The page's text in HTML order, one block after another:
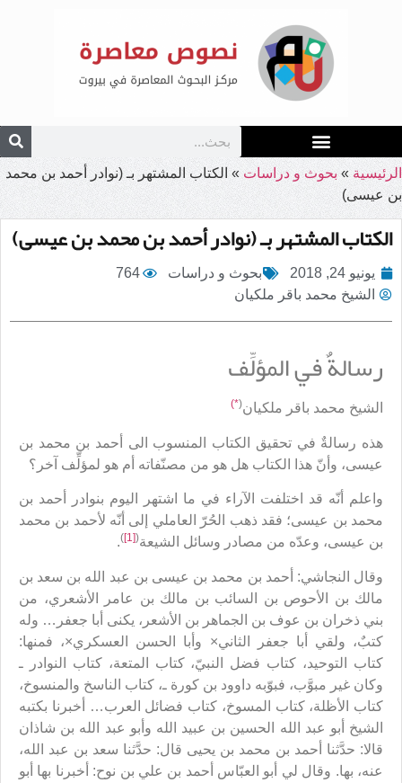
الرئيسية » بحوث و دراسات » الكتاب المشتهر بـ (نوادر أحمد بن محمد
بن عيسى)
الكتاب المشتهر بـ (نوادر أحمد بن محمد بن عيسى)
يونيو 24, 2018 بحوث و دراسات
764
الشيخ محمد باقر ملكيان
رسالةٌ في المؤلِّف
الشيخ محمد باقر ملكيان(
*)
هذه رسالةٌ في تحقيق الكتاب المنسوب الى أحمد بن محمد بن
عيسى، وأنّ هذا الكتاب هل هو من مصنّفاته أم هو لمؤلِّف آخر؟
واعلم أنّه قد اختلفت الآراء في ما اشتهر اليوم بنوادر أحمد بن
محمد بن عيسى؛ فقد ذهب الحُرّ العاملي إلى أنّه لأحمد بن محمد
بن عيسى، وعدّه من مصادر وسائل الشيعة(
[1]
)
.
وقال النجاشي: أحمد بن محمد بن عيسى بن عبد الله بن سعد بن
مالك بن الأحوص بن السائب بن مالك بن عامر الأشعري، من
بني ذخران بن عوف بن الجماهر بن الأشعر، يكنى أبا جعفر… وله
كتبٌ، ولقي أبا جعفر الثاني× وأبا الحسن العسكري×، فمنها:
كتاب التوحيد، كتاب فضل النبيّ، كتاب المتعة، كتاب النوادر ـ
وكان غير مبوَّب، فبوّبه داوود بن كورة ـ، كتاب الناسخ والمنسوخ،
كتاب الأظلة، كتاب المسوخ، كتاب فضائل العرب… أخبرنا بكتبه
الشيخ أبو عبد الله الحسين بن عبيد الله وأبو عبد الله بن شاذان
قالا: حدَّثنا أحمد بن محمد بن يحيى قال: حدَّثنا سعد بن عبد الله،
عنه، بها. وقال لي أبو العبّاس أحمد بن علي بن نوح: أخبرنا بها أبو